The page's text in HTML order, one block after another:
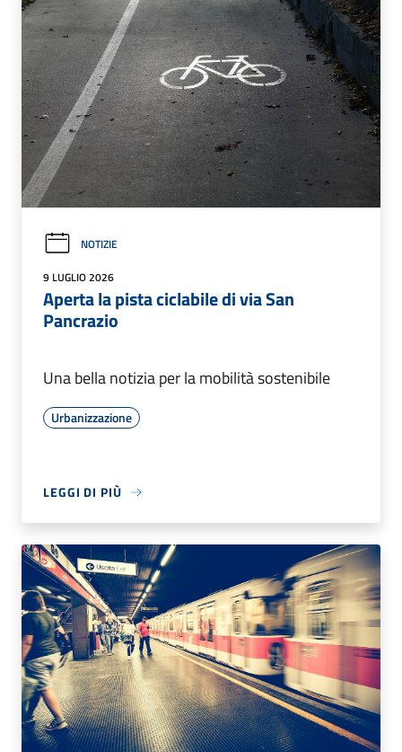
NOTIZIE
9 LUGLIO 2026
Aperta la pista ciclabile di via San
Pancrazio
Una bella notizia per la mobilità sostenibile
Urbanizzazione
LEGGI DI PIÙ